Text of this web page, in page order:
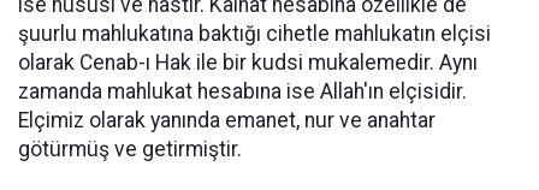
ise hususi ve hastır. Kainat hesabına özellikle de
şuurlu mahlukatına baktığı cihetle mahlukatın elçisi
olarak Cenab-ı Hak ile bir kudsi mukalemedir. Aynı
zamanda mahlukat hesabına ise Allah'ın elçisidir.
Elçimiz olarak yanında emanet, nur ve anahtar
götürmüş ve getirmiştir.